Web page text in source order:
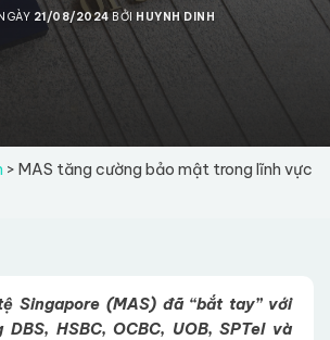
21/08/2024BỞI HUYNH DINH
> MAS tăng cường bảo mật trong lĩnh vực
Singapore (MAS) đã “bắt tay” với
HSBC, OCBC, UOB, SPTel và